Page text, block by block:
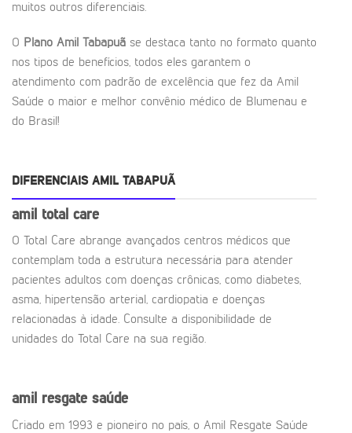
muitos outros diferenciais.
O Plano Amil Tabapuã se destaca tanto no formato quanto
nos tipos de benefícios, todos eles garantem o
atendimento com padrão de excelência que fez da Amil
Saúde o maior e melhor convênio médico de Blumenau e
do Brasil!
DIFERENCIAIS AMIL TABAPUÃ
amil total care
O Total Care abrange avançados centros médicos que
contemplam toda a estrutura necessária para atender
pacientes adultos com doenças crônicas, como diabetes,
asma, hipertensão arterial, cardiopatia e doenças
relacionadas à idade. Consulte a disponibilidade de
unidades do Total Care na sua região.
amil resgate saúde
Criado em 1993 e pioneiro no país, o Amil Resgate Saúde